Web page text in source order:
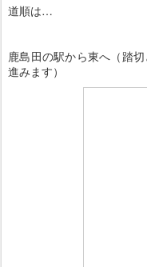
道順は…
鹿島田の駅から東へ（踏
進みます）